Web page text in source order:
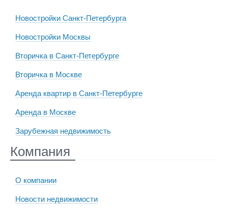
Новостройки Санкт-Петербурга
Новостройки Москвы
Вторичка в Санкт-Петербурге
Вторичка в Москве
Аренда квартир в Санкт-Петербурге
Аренда в Москве
Зарубежная недвижимость
Компания
О компании
Новости недвижимости